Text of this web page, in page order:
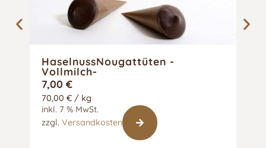
HaselnussNougattüten -
Vollmilch-
7,00 €
70,00 € / kg
inkl. 7 % MwSt.
zzgl. Versandkosten